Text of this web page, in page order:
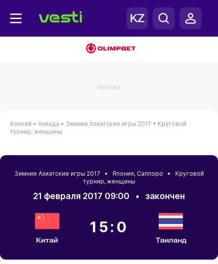
РЕКЛАМА
Хоккей • Азиада • Зимние Азиатские игры 2017 • Круговой
турнир, женщины
Зимние Азиатские игры 2017 • Япония, Саппоро • Круговой
турнир, женщины
21 февраля 2017 09:00 • закончен
Китай
15:0
Таиланд